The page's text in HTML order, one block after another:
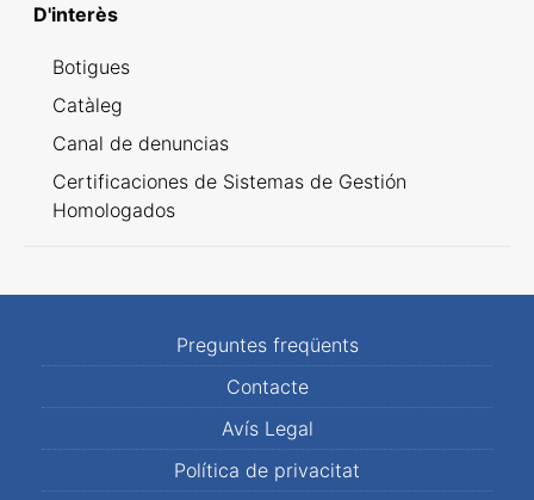
D'interès
Botigues
Catàleg
Canal de denuncias
Certificaciones de Sistemas de Gestión
Homologados
Preguntes freqüents
Contacte
Avís Legal
Política de privacitat